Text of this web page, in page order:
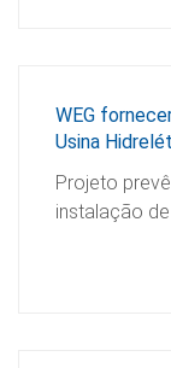
WEG
Usina
Projeto
instalação